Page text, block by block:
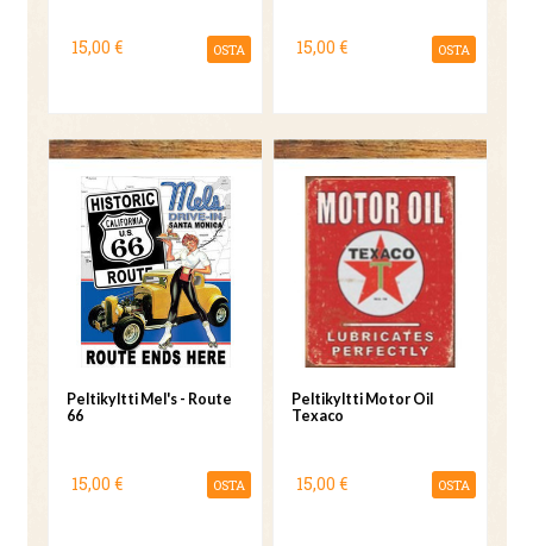
15,00 € OSTA 15,00 € OSTA
Peltikyltti Mel's - Route
66
15,00 € OSTA
Peltikyltti Motor Oil
Texaco
15,00 € OSTA